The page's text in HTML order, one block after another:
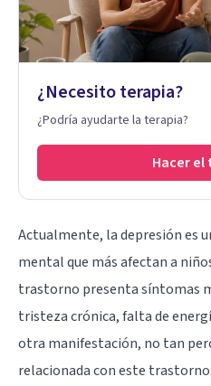
¿Necesito terapia?
¿Podría ayudarte la terapia?
Hacer el
Actualmente, la depresión es
mental que más afectan a
trastorno presenta síntomas
tristeza crónica, falta de
otra manifestación, no tan
relacionada con este